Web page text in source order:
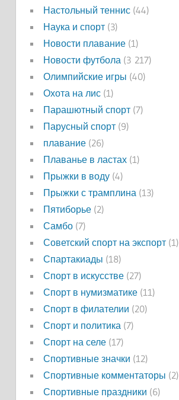
Настольный теннис(44)
Наука и спорт(3)
Новости плавание(1)
Новости футбола (3 217)
Олимпийские игры (40)
Охота на лис(1)
Парашютный спорт(7)
Парусный спорт(9)
плавание(26)
Плаванье в ластах(1)
Прыжки в воду(4)
Прыжки с трамплина (13)
Пятиборье(2)
Самбо(7)
Советский спорт на экспорт(1)
Спартакиады (18)
Спорт в искусстве(27)
Спорт в нумизматике(11)
Спорт в филателии (20)
Спорт и политика (7)
Спорт на селе(17)
Спортивные значки (12)
Спортивные комментаторы (2)
Спортивные праздники (6)